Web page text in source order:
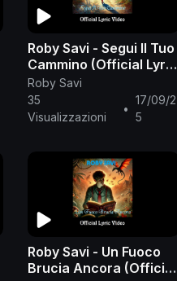
Roby Savi - Segui Il Tuo
Cammino (Official Lyric
Video)
Roby Savi
35
Visualizzazioni
•
17/09/2
5
Roby Savi - Un Fuoco
Brucia Ancora (Official